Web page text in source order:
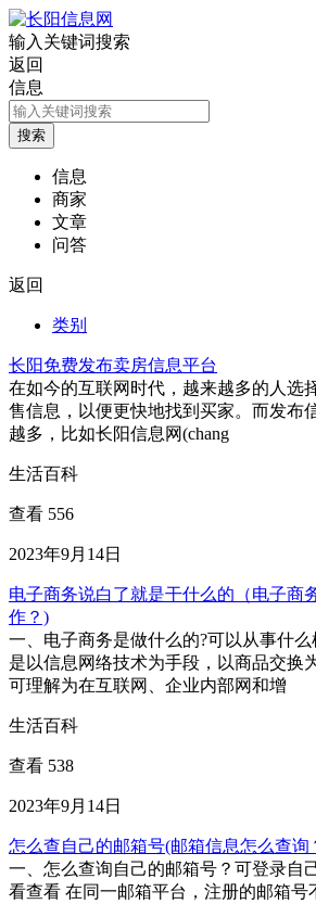
输入关键词搜索
返回
信息
信息
商家
文章
问答
返回
类别
长阳免费发布卖房信息平台
在如今的互联网时代，越来越多的人选
售信息，以便更快地找到买家。而发布
越多，比如长阳信息网(chang
生活百科
查看 556
2023年9月14日
电子商务说白了就是干什么的（电子商
作？)
一、电子商务是做什么的?可以从事什
是以信息网络技术为手段，以商品交换
可理解为在互联网、企业内部网和增
生活百科
查看 538
2023年9月14日
怎么查自己的邮箱号(邮箱信息怎么查询
一、怎么查询自己的邮箱号？可登录自
看查看 在同一邮箱平台，注册的邮箱号